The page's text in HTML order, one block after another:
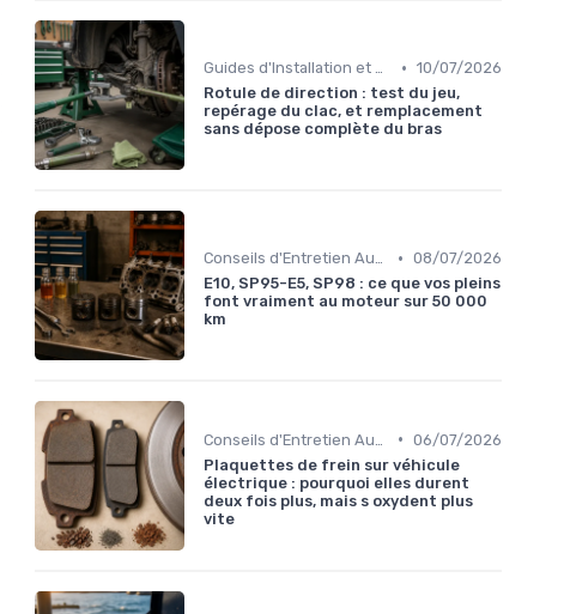
Guides d'Installation et de Réparation • 10/07/2026
Rotule de direction : test du jeu,
repérage du clac, et remplacement
sans dépose complète du bras
Conseils d'Entretien Auto • 08/07/2026
E10, SP95-E5, SP98 : ce que vos pleins
font vraiment au moteur sur 50 000
km
• 06/07/2026
Plaquettes de frein sur véhicule
électrique : pourquoi elles durent
deux fois plus, mais s oxydent plus
vite